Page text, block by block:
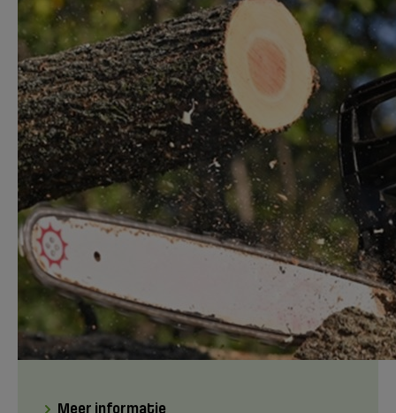
vellen. Deelnemers moeten minimaal 18 jaar
oud zijn om aan de Arbo-wetgeving te
voldoen.
Meer informatie over deze
cursus
In het kort
Leer bomen tot 30 cm diameter veilig te vellen
zonder hulpmiddelen en behaal het...
Meer informatie